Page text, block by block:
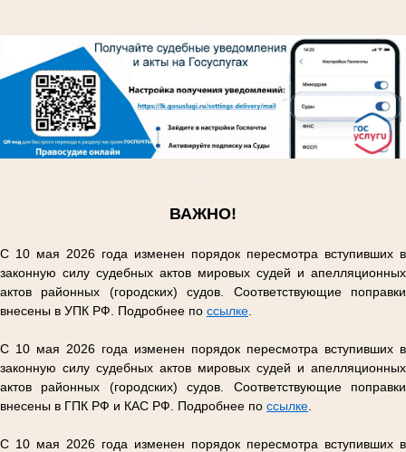
ВАЖНО!
С 10 мая 2026 года изменен порядок пересмотра вступивших в
законную силу судебных актов мировых судей и апелляционных
актов районных (городских) судов. Соответствующие поправки
внесены в УПК РФ. Подробнее по ссылке
С 10 мая 2026 года изменен порядок пересмотра вступивших в
законную силу судебных актов мировых судей и апелляционных
актов районных (городских) судов. Соответствующие поправки
внесены в ГПК РФ и КАС РФ. Подробнее по ссылке
С 10 мая 2026 года изменен порядок пересмотра вступивших в